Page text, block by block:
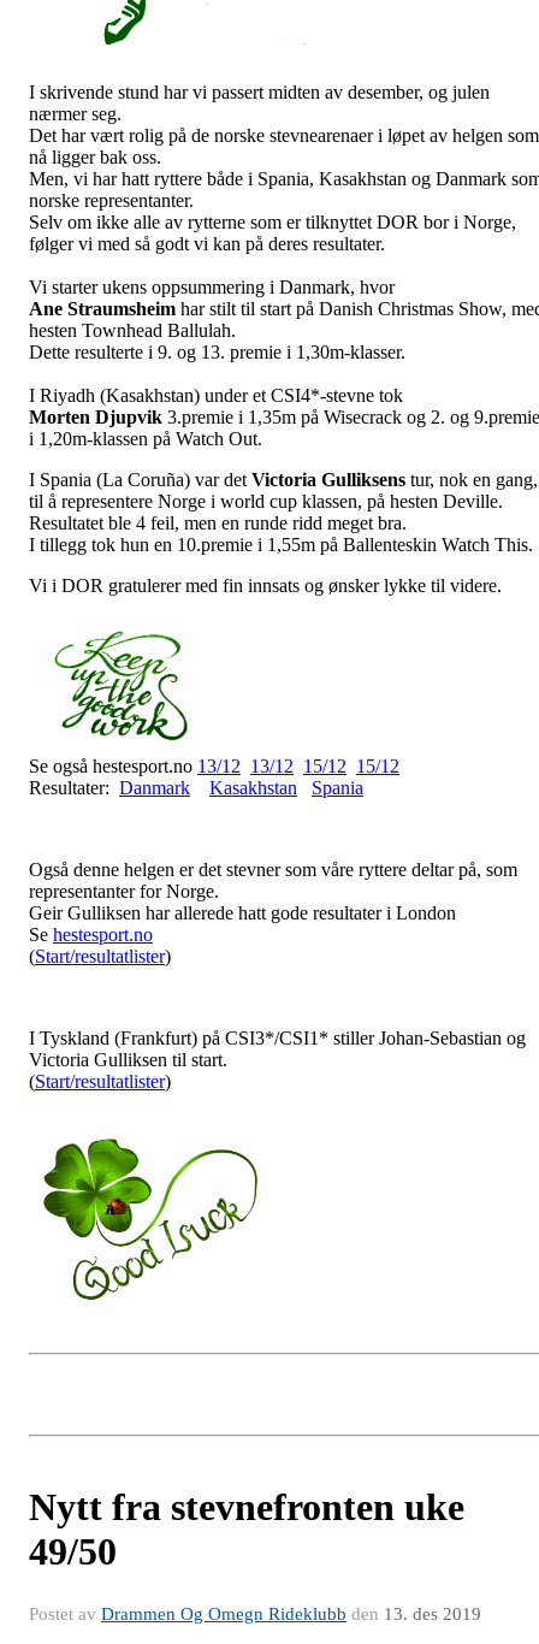
I skrivende stund har vi passert midten av desember, og julen
nærmer seg.
Det har vært rolig på de norske stevnearenaer i løpet av helgen som
nå ligger bak oss.
Men, vi har hatt ryttere både i Spania, Kasakhstan og Danmark
norske representanter.
Selv om ikke alle av rytterne som er tilknyttet DOR bor i Norge,
følger vi med så godt vi kan på deres resultater.
Vi starter ukens oppsummering i Danmark, hvor
Ane Straumsheim har stilt til start på Danish Christmas Show,
hesten Townhead Ballulah.
Dette resulterte i 9. og 13. premie i 1,30m-klasser.
I Riyadh (Kasakhstan) under et CSI4*-stevne tok
Morten Djupvik 3.premie i 1,35m på Wisecrack og 2. og 9.premie
i 1,20m-klassen på Watch Out.
I Spania (La Coruña) var det Victoria Gulliksens tur, nok en gang,
til å representere Norge i world cup klassen, på hesten Deville.
Resultatet ble 4 feil, men en runde ridd meget bra.
I tillegg tok hun en 10.premie i 1,55m på Ballenteskin Watch This.
Vi i DOR gratulerer med fin innsats og ønsker lykke til videre.
Se også hestesport.no 13/12 13/12 15/12 15/12
Resultater: Danmark Kasakhstan Spania
Også denne helgen er det stevner som våre ryttere deltar på, som
representanter for Norge.
Geir Gulliksen har allerede hatt gode resultater i London
Se hestesport.no
(Start/resultatlister)
I Tyskland (Frankfurt) på CSI3*/CSI1* stiller Johan-Sebastian og
Victoria Gulliksen til start.
(Start/resultatlister)
Nytt fra stevnefronten uke
49/50
Postet av Drammen Og Omegn Rideklubb den 13. des 2019